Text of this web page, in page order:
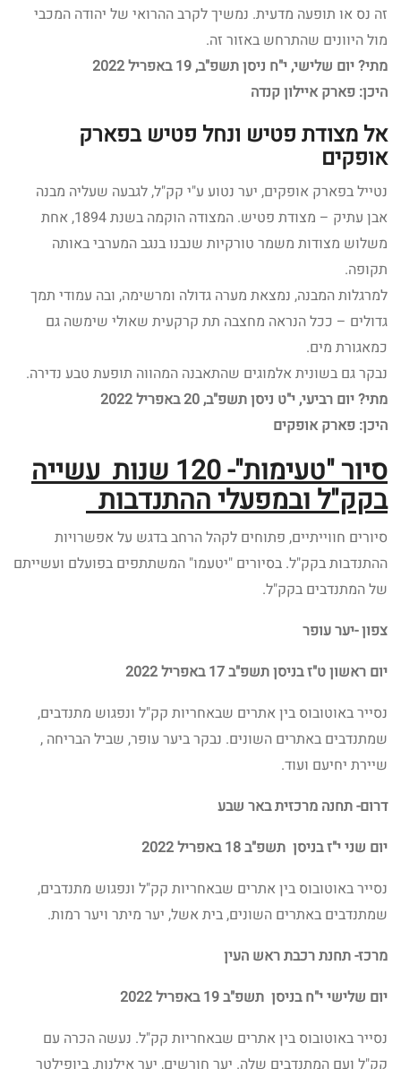
זה נס או תופעה מדעית. נמשיך לקרב ההרואי של יהודה המכבי
מול היוונים שהתרחש באזור זה.
מתי? יום שלישי, י"ח ניסן תשפ"ב, 19 באפריל 2022
היכן: פארק איילון קנדה
אל מצודת פטיש ונחל פטיש בפארק
אופקים
נטייל בפארק אופקים, יער נטוע ע"י קק"ל, לגבעה שעליה מבנה
אבן עתיק – מצודת פטיש. המצודה הוקמה בשנת 1894, אחת
משלוש מצודות משמר טורקיות שנבנו בנגב המערבי באותה
תקופה.
למרגלות המבנה, נמצאת מערה גדולה ומרשימה, ובה עמודי תמך
גדולים – ככל הנראה מחצבה תת קרקעית שאולי שימשה גם
כמאגורת מים.
נבקר גם בשונית אלמוגים שהתאבנה המהווה תופעת טבע נדירה.
מתי? יום רביעי, י"ט ניסן תשפ"ב, 20 באפריל 2022
היכן: פארק אופקים
סיור "טעימות"- 120 שנות עשייה
בקק"ל ובמפעלי ההתנדבות
סיורים חווייתיים, פתוחים לקהל הרחב בדגש על אפשרויות
ההתנדבות בקק"ל. בסיורים "יטעמו" המשתתפים בפועלם ועשייתם
של המתנדבים בקק"ל.
צפון -יער עופר
יום ראשון ט"ז בניסן תשפ"ב 17 באפריל 2022
נסייר באוטובוס בין אתרים שבאחריות קק"ל ונפגוש מתנדבים,
שמתנדבים באתרים השונים. נבקר ביער עופר, שביל הבריחה ,
שיירת יחיעם ועוד.
דרום- תחנה מרכזית באר שבע
יום שני י"ז בניסן תשפ"ב 18 באפריל 2022
נסייר באוטובוס בין אתרים שבאחריות קק"ל ונפגוש מתנדבים,
שמתנדבים באתרים השונים, בית אשל, יער מיתר ויער רמות.
מרכז- תחנת רכבת ראש העין
יום שלישי י"ח בניסן תשפ"ב 19 באפריל 2022
נסייר באוטובוס בין אתרים שבאחריות קק"ל. נעשה הכרה עם
קק"ל ועם המתנדבים שלה. יער חורשים, יער אילנות, ביופילטר